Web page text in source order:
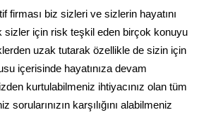
firması biz sizleri ve sizlerin hayatını
sizler için risk teşkil eden birçok konuyu
uzak tutarak özellikle de sizin için
içerisinde hayatınıza devam
kurtulabilmeniz ihtiyacınız olan tüm
sorularınızın karşılığını alabilmeniz